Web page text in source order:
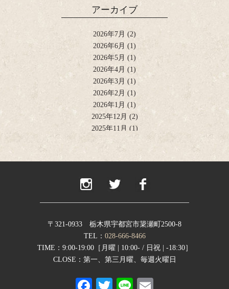
アーカイブ
2026年7月 (2)
2026年6月 (1)
2026年5月 (1)
2026年4月 (1)
2026年3月 (1)
2026年2月 (1)
2026年1月 (1)
2025年12月 (2)
2025年11月 (1)
2025年8月(2)
2025年4月
2024年11月(2)
2024年9月(1)
2024年8月(1)
2024年7月 (1)
2024年5月(1)
〒321-0933 栃木県宇都宮市簗瀬町2500-8
TEL： 028-666-8466
TIME：9:00-19:00［月曜 | 10:00- / 日祝 | -18:30］
CLOSE：第一、第三月曜、毎週火曜日